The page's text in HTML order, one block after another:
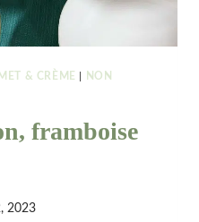
& CRÈME
NON
framboise
2023